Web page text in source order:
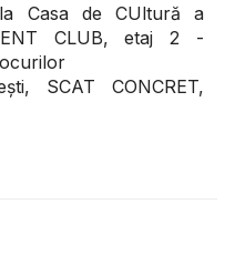
Casa de CUltură a
CLUB, etaj 2 -
SCAT CONCRET,